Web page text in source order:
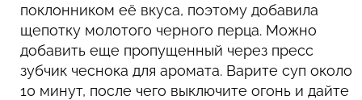
поклонником её вкуса, поэтому добавила
щепотку молотого черного перца. Можно
добавить еще пропущенный через пресс
зубчик чеснока для аромата. Варите суп около
10 минут, после чего выключите огонь и дайте